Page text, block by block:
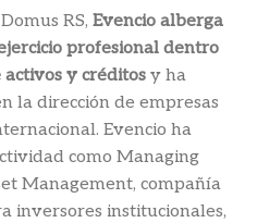
RS, Evencio alberga
profesional dentro
y créditos y ha
la dirección de empresas
Evencio ha
como Managing
Management, compañía
inversores institucionales,